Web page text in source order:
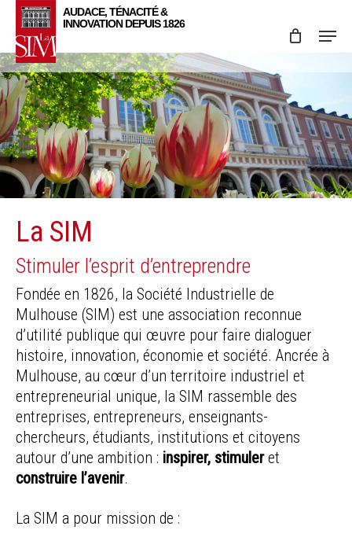
Skip
main
content
Menu
La SIM
Stimuler l’esprit d’entreprendre
Fondée en 1826, la Société Industrielle de
Mulhouse (SIM) est une association reconnue
d’utilité publique qui œuvre pour faire dialoguer
histoire, innovation, économie et société. Ancrée à
Mulhouse, au cœur d’un territoire industriel et
entrepreneurial unique, la SIM rassemble des
entreprises, entrepreneurs, enseignants-
chercheurs, étudiants, institutions et citoyens
autour d’une ambition : inspirer, stimuleret
construire l’avenir.
La SIM a pour mission de :